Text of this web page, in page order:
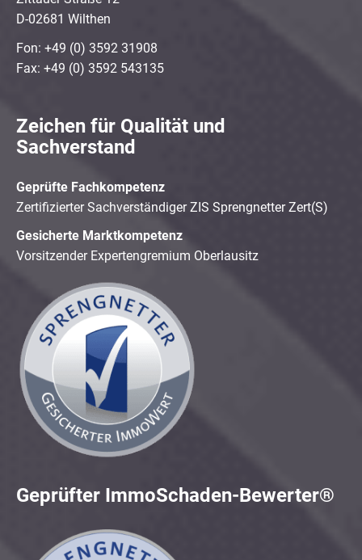
D-02681 Wilthen
Fon: +49 (0) 3592 31908
Fax: +49 (0) 3592 543135
Zeichen für Qualität und
Sachverstand
Geprüfte Fachkompetenz
Zertifizierter Sachverständiger ZIS Sprengnetter Zert(S)
Gesicherte Marktkompetenz
Vorsitzender Expertengremium Oberlausitz
Geprüfter ImmoSchaden-Bewerter®